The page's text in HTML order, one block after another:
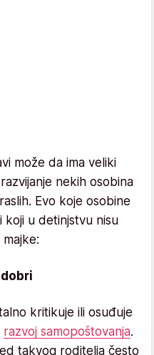
može da ima veliki
nekih osobina
Evo koje osobine
koji u detinjstvu nisu
kritikuje ili osuđuje
razvoj samopoštovanja.
takvog roditelja često